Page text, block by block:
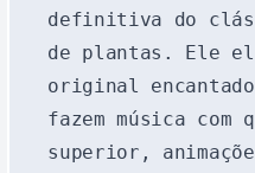
definitiva do
de plantas. Ele
original
fazem música com
superior,